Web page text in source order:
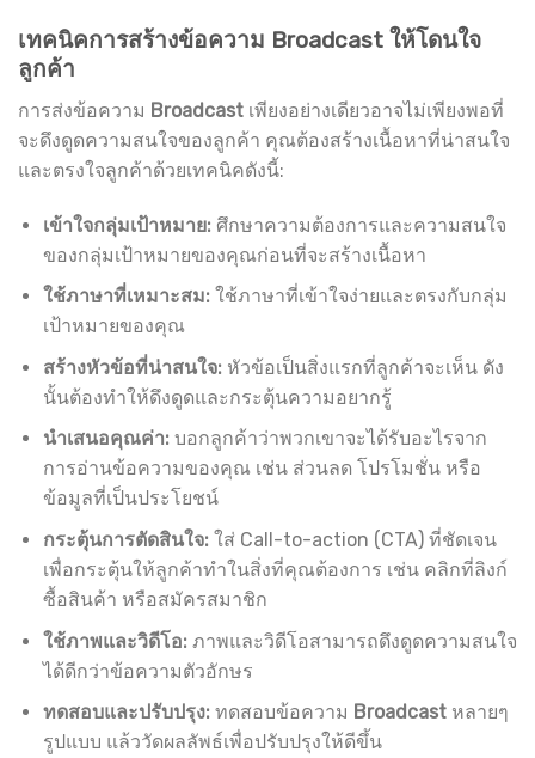
เทคนิคการสร้างข้อความ Broadcast ให้โดนใจ
ลูกค้า
การส่งข้อความ Broadcast เพียงอย่างเดียวอาจไม่เพียงพอที่
จะดึงดูดความสนใจของลูกค้า คุณต้องสร้างเนื้อหาที่น่าสนใจ
และตรงใจลูกค้าด้วยเทคนิคดังนี้:
เข้าใจกลุ่มเป้าหมาย: ศึกษาความต้องการและความสนใจ
ของกลุ่มเป้าหมายของคุณก่อนที่จะสร้างเนื้อหา
ใช้ภาษาที่เหมาะสม: ใช้ภาษาที่เข้าใจง่ายและตรงกับกลุ่ม
เป้าหมายของคุณ
สร้างหัวข้อที่น่าสนใจ: หัวข้อเป็นสิ่งแรกที่ลูกค้าจะเห็น ดัง
นั้นต้องทำให้ดึงดูดและกระตุ้นความอยากรู้
นำเสนอคุณค่า: บอกลูกค้าว่าพวกเขาจะได้รับอะไรจาก
การอ่านข้อความของคุณ เช่น ส่วนลด โปรโมชั่น หรือ
ข้อมูลที่เป็นประโยชน์
กระตุ้นการตัดสินใจ: ใส่ Call-to-action (CTA) ที่ชัดเจน
เพื่อกระตุ้นให้ลูกค้าทำในสิ่งที่คุณต้องการ เช่น คลิกที่ลิงก์
ซื้อสินค้า หรือสมัครสมาชิก
ใช้ภาพและวิดีโอ: ภาพและวิดีโอสามารถดึงดูดความสนใจ
ได้ดีกว่าข้อความตัวอักษร
ทดสอบและปรับปรุง: ทดสอบข้อความ Broadcastหลายๆ
รูปแบบ แล้ววัดผลลัพธ์เพื่อปรับปรุงให้ดีขึ้น